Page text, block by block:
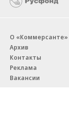
О «Коммерсанте»
Архив
Контакты
Реклама
Вакансии